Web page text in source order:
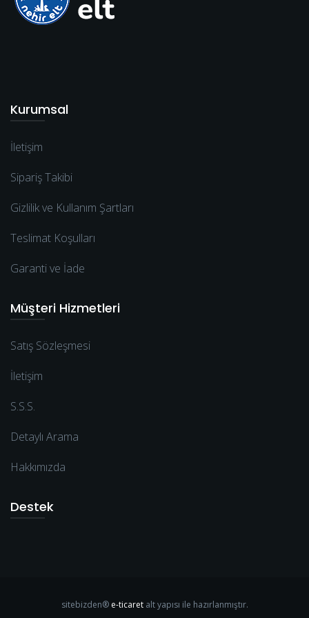
Kurumsal
İletişim
Sipariş Takibi
Gizlilik ve Kullanım Şartları
Teslimat Koşulları
Garanti ve İade
Müşteri Hizmetleri
Satış Sözleşmesi
İletişim
S.S.S.
Detaylı Arama
Hakkımızda
Destek
sitebizden® e-ticaretalt yapısı ile hazırlanmıştır.